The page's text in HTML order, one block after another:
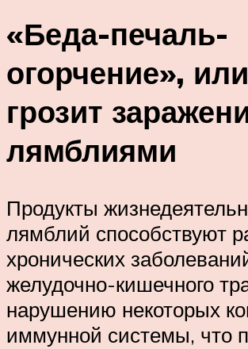
«Беда-печаль-
огорчение»,
грозит
лямблиями
Продукты
лямблий способствуют
хронических
желудочно-кишечного
нарушению некоторых
иммунной системы, что